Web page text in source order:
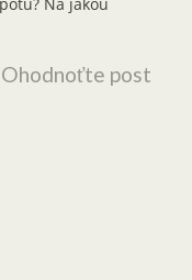
Ohodnoťte post